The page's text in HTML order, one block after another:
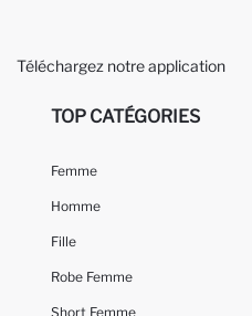
Téléchargez notre application
TOP CATÉGORIES
Femme
Homme
Fille
Robe Femme
Short Femme